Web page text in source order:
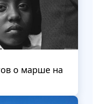
о марше на